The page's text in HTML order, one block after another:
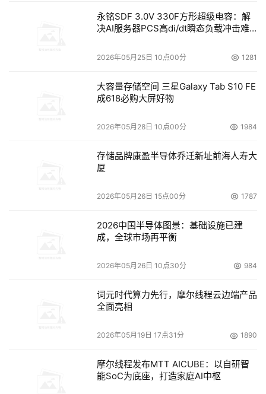
反射类型的攻击次数占全部攻击的34%。相比去年增长明
显。从攻击源类型来看，反射源占比增加，2020年中反射
观点五：新型攻击方法不断发现，DDoS
“NXNSAttack”可导致大型DDoS攻击
漏洞，被称为"NXNSAttack"。攻击者可以利用这个漏洞，
攻击，最大能导致流量增加1620倍。
RangeAmp
击放大方法(RangeAmp)，利用HTTP头部的Range字段发
CDN和目标服务器的流量最高放大几千甚至上万倍。
攻击预警，CC2.0时代即将到来
永铭SDF 3.0V 330F方形超级电容：解
决AI服务器PCS高di/dt瞬态负载冲击难
2026年05月25日 10点00分 1281
大容量存储空间 三星Galaxy Tab S10 FE
成618必购大屏好物
2026年05月28日 10点00分 1984
存储品牌康盈半导体乔迁新址前海人寿大
厦
2026年05月26日 15点00分 1787
2026中国半导体图景：基础设施已建
成，全球市场再平衡
2026年05月26日 10点30分 984
词元时代算力先行，摩尔线程云边端产品
全面亮相
2026年05月19日 17点31分 1890
摩尔线程发布MTT AICUBE：以自研智
能SoC为底座，打造家庭AI中枢